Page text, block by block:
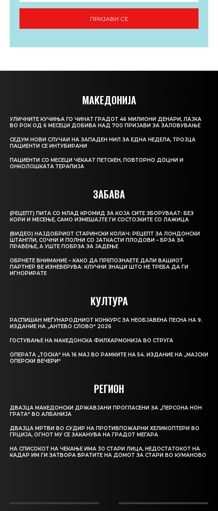
ПРИЈАВИ СЕ
МАКЕДОНИЈА
УЛИЧНИТЕ КУЧИЊА ГО ЧИНАТ ГРАДОТ 46 МИЛИОНИ ДЕНАРИ, ЛАЈКА
ВО РОК ОД 6 МЕСЕЦИ ДОБИВА НАД 700 ПРИЈАВИ ЗА ЗАЛОВУВАЊЕ
СЕДУМ НОВИ СЛУЧАИ НА ЗАПАДЕН НИЛ ЗА ЕДНА НЕДЕЛА, ТРОЈЦА
ПАЦИЕНТИ СЕ ИНТУБИРАНИ
ПАЦИЕНТИ СО МЕСЕЦИ ЧЕКААТ ПЕТСКЕН, ПОВТОРНО ДОЦНИ И
ОНКОЛОШКАТА ТЕРАПИЈА
ЗАБАВА
(РЕЦЕПТ) ПИТА СО МЛАД КРОМИД ЗА КОЈА СИТЕ ЗБОРУВААТ: БЕЗ
КОРИ И МЕСЕЊЕ, САМО ИЗМЕШАЈТЕ ГИ СОСТОЈКИТЕ СО ЛАЖИЦА
(ВИДЕО) НАЈДОБРИОТ СТАРИНСКИ КОЛАЧ: РЕЦЕПТ ЗА ЛОНДОНСКИ
ШТАНГЛИ, СОЧНИ И ПОЛНИ СО ЈАТКАСТИ ПЛОДОВИ – БРЗА ЗА
ПРАВЕЊЕ, А УШТЕ ПОБРЗА ЗА ЈАДЕЊЕ
ОБРНЕТЕ ВНИМАНИЕ – КАКО ДА ПРЕПОЗНАЕТЕ ДАЛИ ВАШИОТ
ПАРТНЕР ВЕ ИЗНЕВЕРУВА: КЛУЧНИ ЗНАЦИ ШТО НЕ ТРЕБА ДА ГИ
ИГНОРИРАТЕ
КУЛТУРА
РАСПИШАН МЕЃУНАРОДНИОТ КОНКУРС ЗА НЕОБЈАВЕНА ПЕСНА НА 9.
ИЗДАНИЕ НА „АНТЕВО СЛОВО“ 2026
ГОСТУВАЊЕ НА МАКЕДОНСКА ФИЛХАРМОНИЈА ВО СТРУГА
ОПЕРАТА „ТОСКА“ НА 16 МАЈ ВО РАМКИТЕ НА 54. ИЗДАНИЕ НА „МАЈСКИ
ОПЕРСКИ ВЕЧЕРИ“
РЕГИОН
ДВАЈЦА МАКЕДОНСКИ ДРЖАВЈАНИ ПРОГЛАСЕНИ ЗА „ПЕРСОНА НОН
ГРАТА“ ВО АЛБАНИЈА
ДВАЈЦА МРТВИ ВО СУДИР НА ПРОТИВПОЖАРНИ ХЕЛИКОПТЕРИ ВО
ГРЦИЈА, ОГНОТ МУ СЕ ЗАКАНУВА НА ГРАДОТ МЕГАРА
НА СПИСОКОТ НА ЧЕКАЊЕ ИМА 30 СТАРИ ЛИЦА, НЕДОСТАТОКОТ НА
КАДАР ИМ ГИ ЗАТВОРА ВРАТИТЕ НА ДОМОТ ЗА СТАРИ ВО КУМАНОВО